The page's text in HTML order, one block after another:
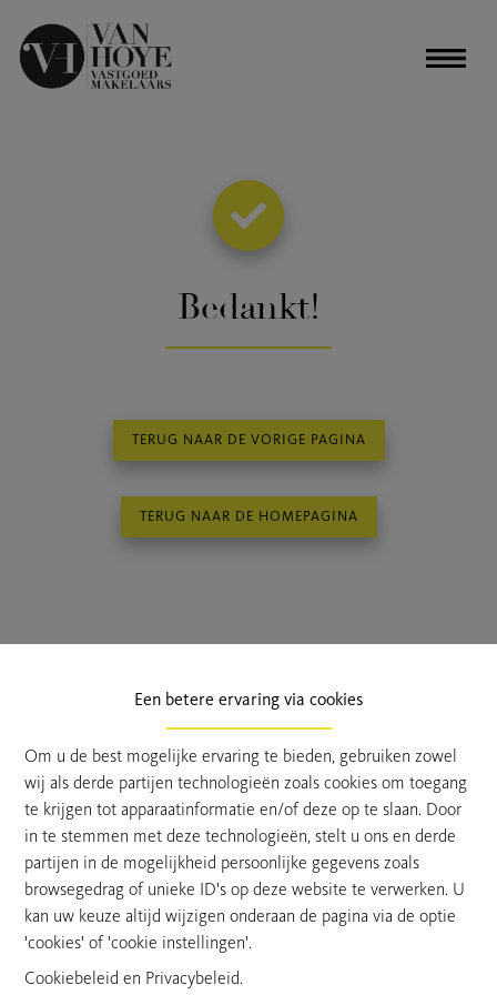
Een betere ervaring via cookies
Om u de best mogelijke ervaring te bieden, gebruiken zowel
wij als derde partijen technologieën zoals cookies om toegang
te krijgen tot apparaatinformatie en/of deze op te slaan. Door
in te stemmen met deze technologieën, stelt u ons en derde
partijen in de mogelijkheid persoonlijke gegevens zoals
browsegedrag of unieke ID's op deze website te verwerken. U
kan uw keuze altijd wijzigen onderaan de pagina via de optie
'cookies' of 'cookie instellingen'.
Cookiebeleid en Privacybeleid.
Bedankt!
TERUG NAAR DE VORIGE PAGINA
TERUG NAAR DE HOMEPAGINA
Van Hoye Vastgoed is al meer dan 50 jaar de referentie voor
het kopen en verkopen van vastgoed in het Waasland.